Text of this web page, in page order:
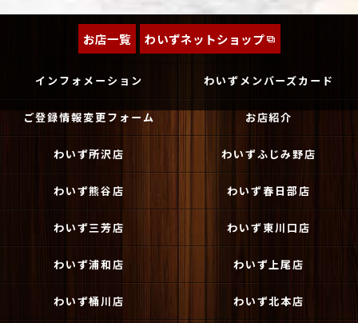
お店一覧 わいずネットショップ
インフォメーション わいずメンバーズカード
ご登録情報変更フォーム お店紹介
わいず所沢店 わいずふじみ野店
わいず熊谷店 わいず春日部店
わいず三芳店 わいず東川口店
わいず浦和店 わいず上尾店
わいず桶川店 わいず北本店